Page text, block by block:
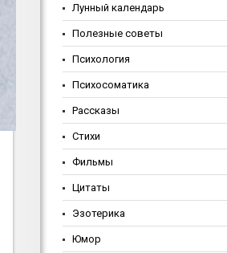
Лунный календарь
Полезные советы
Психология
Психосоматика
Рассказы
Стихи
Фильмы
Цитаты
Эзотерика
Юмор